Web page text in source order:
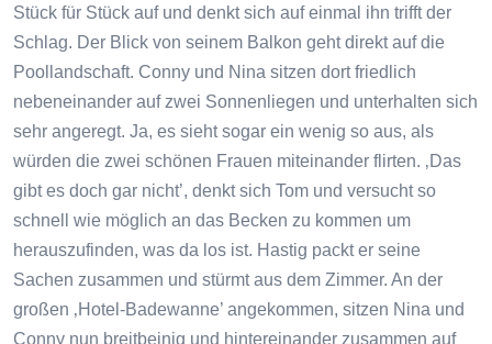
Stück für Stück auf und denkt sich auf einmal ihn trifft der
Schlag. Der Blick von seinem Balkon geht direkt auf die
Poollandschaft. Conny und Nina sitzen dort friedlich
nebeneinander auf zwei Sonnenliegen und unterhalten sich
sehr angeregt. Ja, es sieht sogar ein wenig so aus, als
würden die zwei schönen Frauen miteinander flirten. ‚Das
gibt es doch gar nicht’, denkt sich Tom und versucht so
schnell wie möglich an das Becken zu kommen um
herauszufinden, was da los ist. Hastig packt er seine
Sachen zusammen und stürmt aus dem Zimmer. An der
großen ‚Hotel-Badewanne’ angekommen, sitzen Nina und
Conny nun breitbeinig und hintereinander zusammen auf